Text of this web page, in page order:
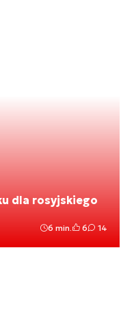
dla rosyjskiego
6 min. 6 14